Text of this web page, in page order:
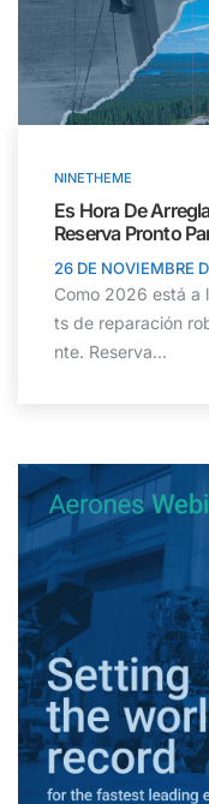
NINETHEME
Es Hora De
Reserva Pronto
26 DE NOVIEMBRE
Como 2026 está a
ts de reparación
nte. Reserva...